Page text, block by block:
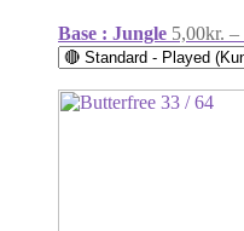
Base : Jungle 5,00kr. –